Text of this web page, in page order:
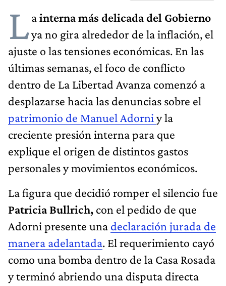
Lainterna más delicada del Gobierno
ya no gira alrededor de la inflación, el
ajuste o las tensiones económicas. En las
últimas semanas, el foco de conflicto
dentro de La Libertad Avanza comenzó a
desplazarse hacia las denuncias sobre el
patrimonio de Manuel Adorni y la
creciente presión interna para que
explique el origen de distintos gastos
personales y movimientos económicos.
La figura que decidió romper el silencio fue
Patricia Bullrich, con el pedido de que
Adorni presente una declaración jurada de
manera adelantada. El requerimiento cayó
como una bomba dentro de la Casa Rosada
y terminó abriendo una disputa directa